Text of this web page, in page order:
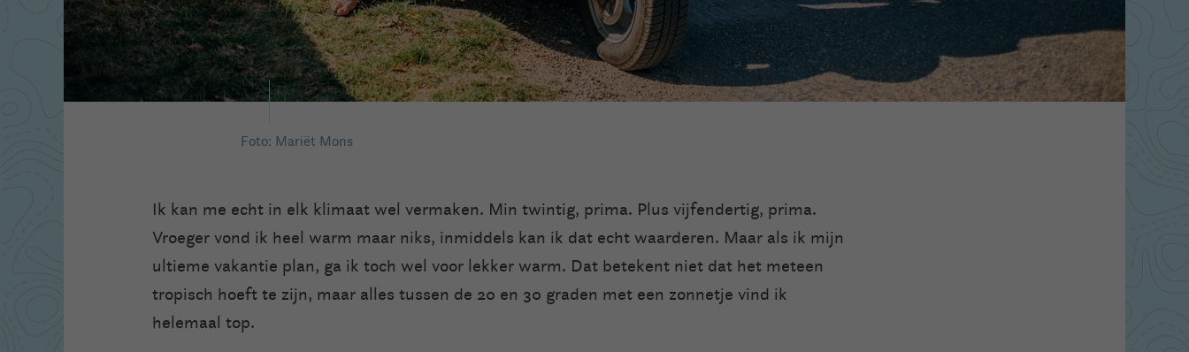
Foto: Mariët Mons
Ik kan me echt in elk klimaat wel vermaken. Min twintig, prima. Plus vijfendertig, prima.
Vroeger vond ik heel warm maar niks, inmiddels kan ik dat echt waarderen. Maar als ik mijn
ultieme vakantie plan, ga ik toch wel voor lekker warm. Dat betekent niet dat het meteen
tropisch hoeft te zijn, maar alles tussen de 20 en 30 graden met een zonnetje vind ik
helemaal top.